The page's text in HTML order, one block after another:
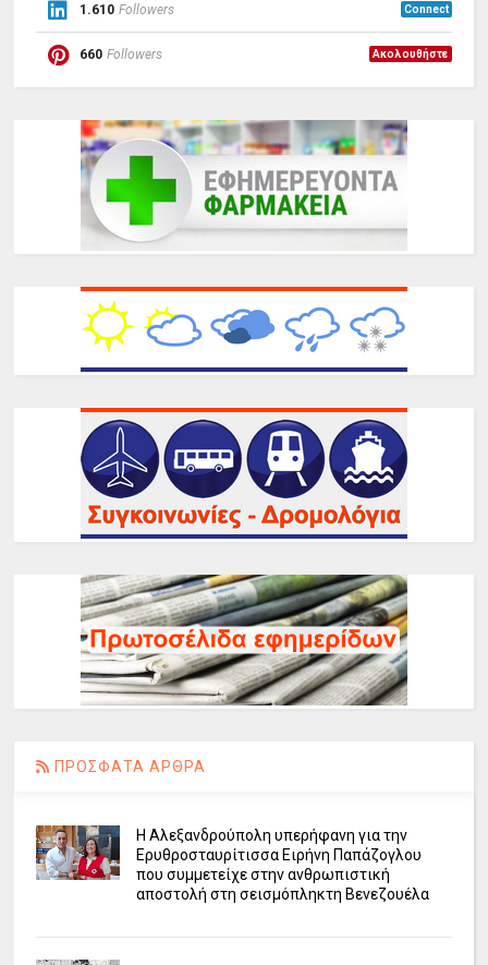
1.610 Followers Connect
660 Followers Ακολουθήστε
ΠΡΟΣΦΑΤΑ ΑΡΘΡΑ
Η Αλεξανδρούπολη υπερήφανη για την
Ερυθροσταυρίτισσα Ειρήνη Παπάζογλου
που συμμετείχε στην ανθρωπιστική
αποστολή στη σεισμόπληκτη Βενεζουέλα